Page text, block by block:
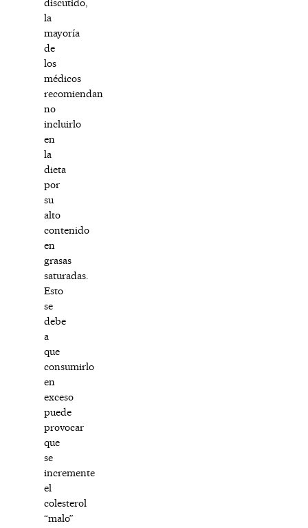
la
mayoría
de
los
médicos
recomiendan
no
incluirlo
en
la
dieta
por
su
alto
contenido
en
grasas
saturadas.
Esto
se
debe
a
que
consumirlo
en
exceso
puede
provocar
que
se
incremente
el
colesterol
“malo”